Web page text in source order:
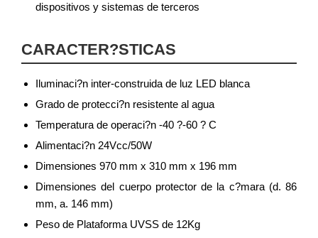
dispositivos y sistemas de terceros
CARACTER?STICAS
Iluminaci?n inter-construida de luz LED blanca
Grado de protecci?n resistente al agua
Temperatura de operaci?n -40 ?-60 ? C
Alimentaci?n 24Vcc/50W
Dimensiones 970 mm x 310 mm x 196 mm
Dimensiones del cuerpo protector de la c?mara (d. 86
mm, a. 146 mm)
Peso de Plataforma UVSS de 12Kg